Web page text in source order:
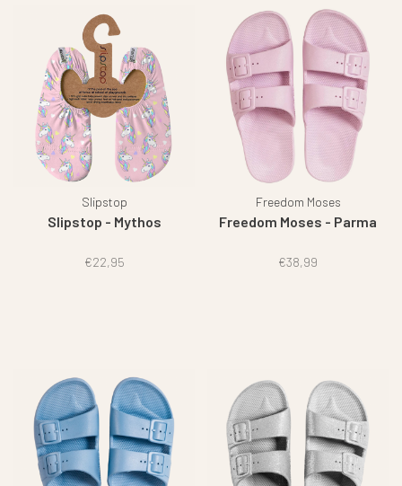
Slipstop
Slipstop - Mythos
€22,95
Freedom Moses
Freedom Moses - Parma
€38,99